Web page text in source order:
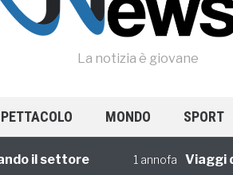
La notizia è giovane
MONDO SPORT
settore 1 annofa Viaggi di